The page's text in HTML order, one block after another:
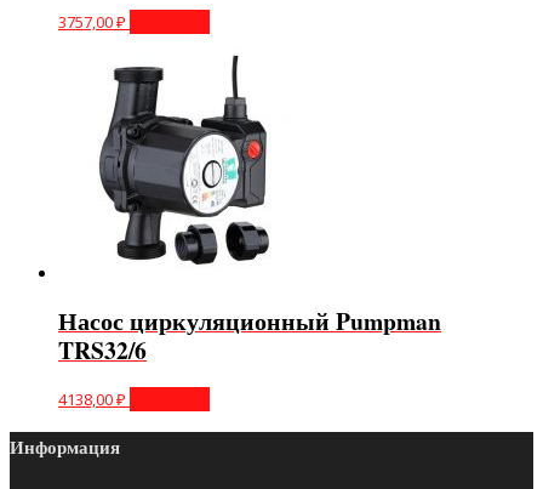
3757,00₽
Насос циркуляционный Pumpman
TRS32/6
4138,00₽
Информация